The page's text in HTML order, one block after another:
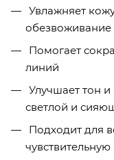
Увлажняет
обезвоживание
Помогает
линий
Улучшает тон
светлой и
Подходит для